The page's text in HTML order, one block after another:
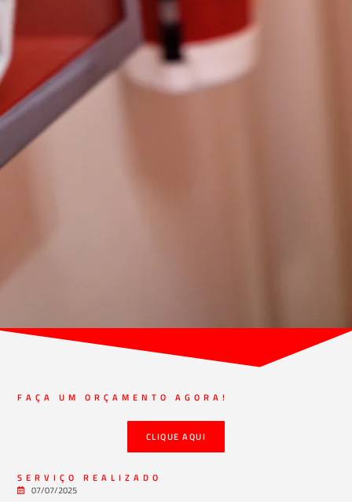
SERVIÇO REALIZADO
07/07/2025
FAÇA UM ORÇAMENTO AGORA!
CLIQUE AQUI